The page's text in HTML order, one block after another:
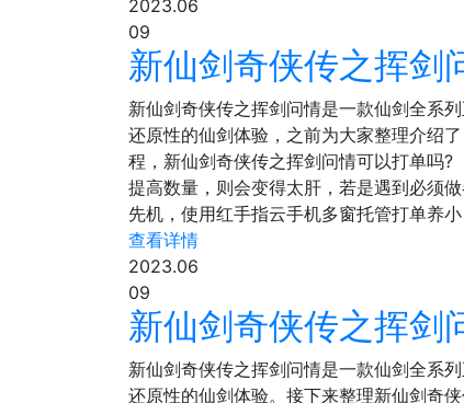
2023.06
09
新仙剑奇侠传之挥剑
新仙剑奇侠传之挥剑问情是一款仙剑全系
还原性的仙剑体验，之前为大家整理介绍
程，新仙剑奇侠传之挥剑问情可以打单
提高数量，则会变得太肝，若是遇到必须
先机，使用红手指云手机多窗托管打单养小
查看详情
2023.06
09
新仙剑奇侠传之挥剑
新仙剑奇侠传之挥剑问情是一款仙剑全系
还原性的仙剑体验。接下来整理新仙剑奇